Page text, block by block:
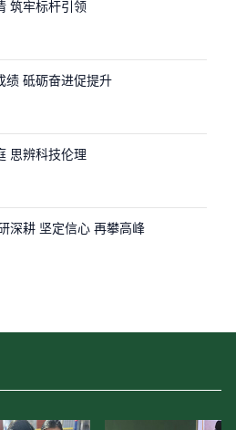
筑牢标杆引领
绩 砥砺奋进促提升
模拟真实法庭 思辨科技伦理
深耕 坚定信心 再攀高峰